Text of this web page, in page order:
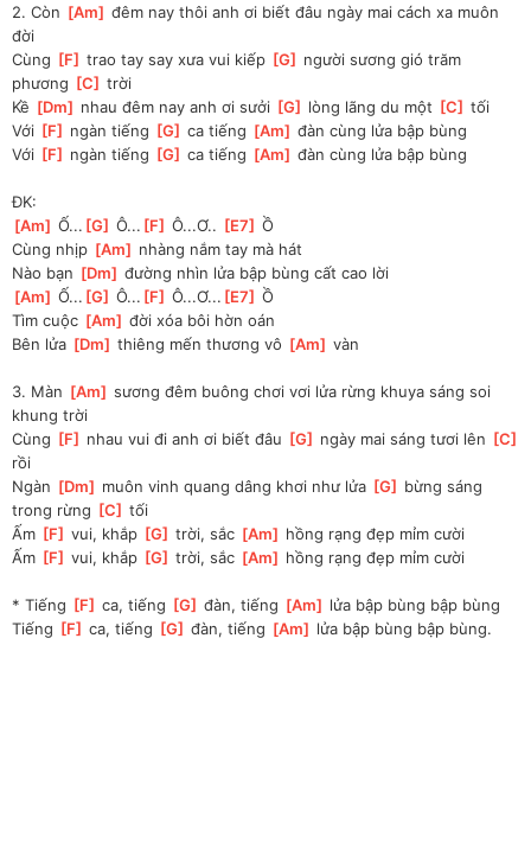
2. Còn [Am ] đêm nay thôi anh ơi biết đâu ngày mai cách xa muôn
đời
Cùng [F ] trao tay say xưa vui kiếp [G
người sương gió trăm
phương [C ] trời
Kề [Dm nhau đêm nay anh ơi sưởi [G lòng lãng du một [C ] tối
Với [F ngàn tiếng [G ] ca tiếng [Am ] đàn cùng lửa bập bùng
Với [F ngàn tiếng [G ] ca tiếng [Am ] đàn cùng lửa bập bùng
ĐK:
[Am ] Ố... [G ] Ô... [F ] Ô...Ơ.. [E7 ] Ồ
Cùng nhịp [Am
nhàng nắm tay mà hát
Nào bạn [Dm ] đường nhìn lửa bập bùng cất cao lời
[Am ] Ố... [G ] Ô... [F ] Ô...Ơ... [E7 ] Ồ
Tìm cuộc [Am ] đời xóa bôi hờn oán
Bên lửa [Dm ] thiêng mến thương vô [Am ] vàn
3. Màn [Am ] sương đêm buông chơi vơi lửa rừng khuya sáng soi
khung trời
Cùng [F nhau vui đi anh ơi biết đâu [G ngày mai sáng tươi lên [C
rồi
Ngàn [Dm muôn vinh quang dâng khơi như lửa [G
bừng sáng
trong rừng [C ] tối
Ấm [F ] vui, khắp [G ] trời, sắc [Am
hồng rạng đẹp mỉm cười
Ấm [F ] vui, khắp [G ] trời, sắc [Am hồng rạng đẹp mỉm cười
* Tiếng [F ] ca, tiếng [G ] đàn, tiếng [Am
lửa bập bùng bập bùng
Tiếng [F ] ca, tiếng [G ] đàn, tiếng [Am lửa bập bùng bập bùng.